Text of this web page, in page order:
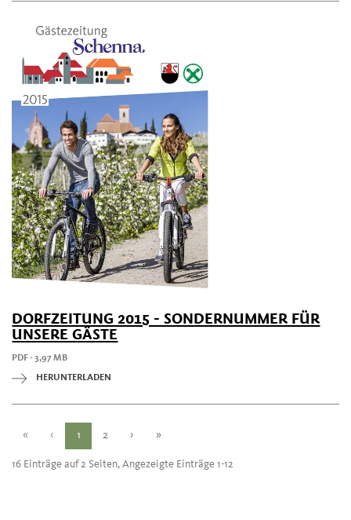
DORFZEITUNG 2015 - SONDERNUMMER FÜR
UNSERE GÄSTE
PDF - 3,97 MB
HERUNTERLADEN
« ‹ 1 2 › »
16 Einträge auf 2 Seiten, Angezeigte Einträge 1-12